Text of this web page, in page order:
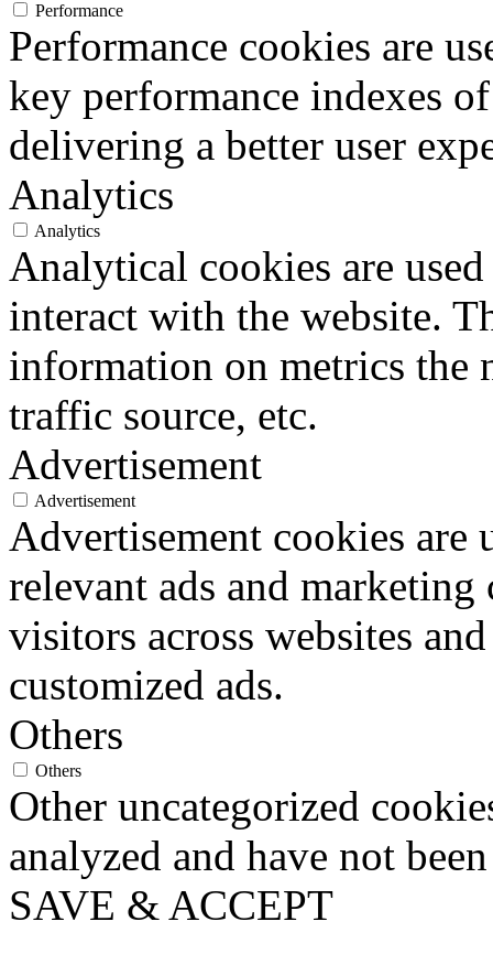
Performance
Performance cookies are
key performance indexes
delivering a better user
Analytics
Analytics
Analytical cookies are
interact with the website.
information on metrics the
traffic source, etc.
Advertisement
Advertisement
Advertisement cookies
relevant ads and marketing
visitors across websites
customized ads.
Others
Others
Other uncategorized
analyzed and have not
SAVE & ACCEPT